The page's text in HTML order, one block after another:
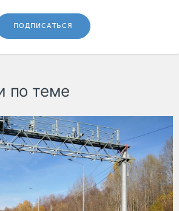
ПОДПИСАТЬСЯ
по теме